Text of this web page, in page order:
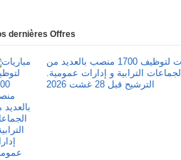
dernières Offres
مباريات لتوظيف 1700 منصب بالعديد من
الجماعات الترابية و إدارات عمومية.
الترشيح قبل 28 غشت 2026